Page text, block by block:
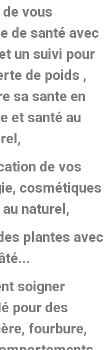
vous
de santé avec
un suivi pour
de poids ,
sa sante en
et santé au
de vos
cosmétiques
naturel,
plantes avec
soigner
pour des
fourbure,